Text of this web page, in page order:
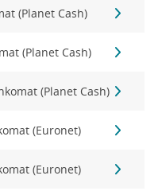
(Planet Cash)
(Planet Cash)
(Planet Cash)
(Euronet)
(Euronet)